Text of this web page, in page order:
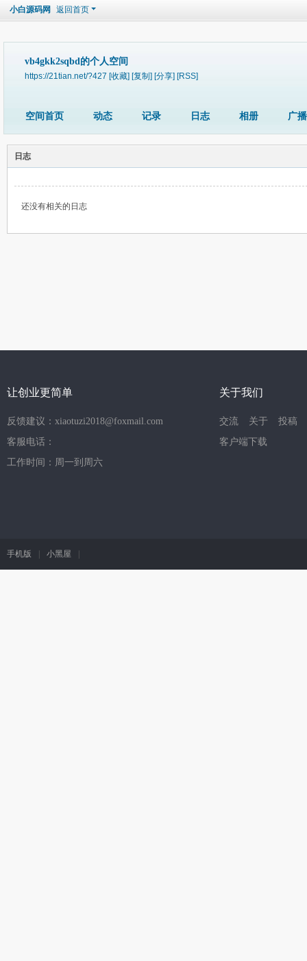
小白源码网 返回首页
vb4gkk2sqbd的个人空间
https://21tian.net/?427 [收藏] [复制] [分享] [RSS]
空间首页 动态 记录 日志 相册 广播
日志
还没有相关的日志
让创业更简单
反馈建议：xiaotuzi2018@foxmail.com
客服电话：
工作时间：周一到周六
关于我们
交流 关于
投稿
客户端下载
手机版 小黑屋